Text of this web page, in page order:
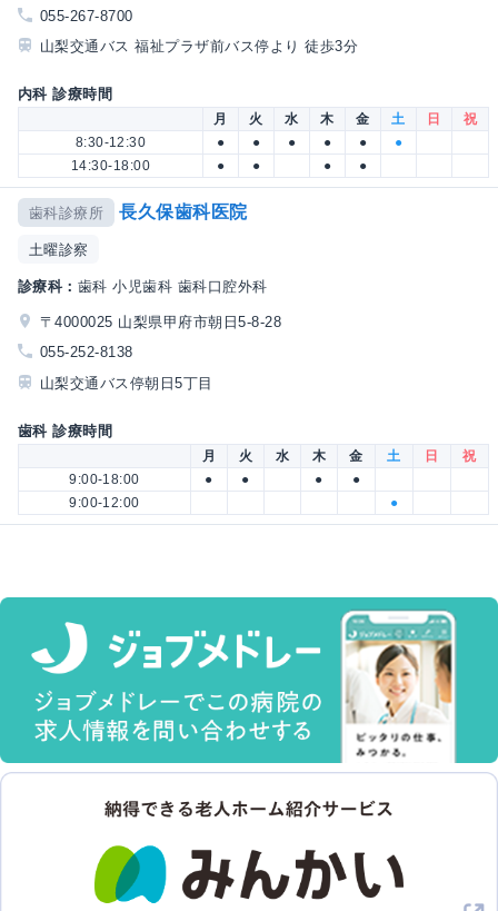
055-267-8700
山梨交通バス 福祉プラザ前バス停より 徒歩3分
内科 診療時間
月 火 水 木 金 土 日
祝
8:30-12:30
● ● ● ● ●
●
14:30-18:00
● ● ● ●
歯科診療所 長久保歯科医院
土曜診察
診療科： 歯科 小児歯科 歯科口腔外科
〒4000025 山梨県甲府市朝日5-8-28
055-252-8138
山梨交通バス停朝日5丁目
歯科 診療時間
月 火 水 木 金 土 日
祝
9:00-18:00
● ● ●
●
9:00-12:00
●